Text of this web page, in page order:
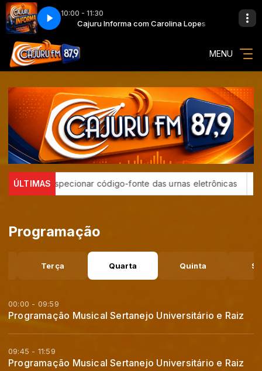
10:00 - 11:30
Lopes Cajuru Informa com Carolina Lopes
MENU
ÚLTIMAS
a inspecionar código-fonte das urnas eletrônicas
Programação
Terça Quarta Quinta
00:00 - 09:59
Programação Musical Sertanejo Universitário e Raiz
09:45 - 11:59
Programação Musical Sertanejo Universitário e Raiz